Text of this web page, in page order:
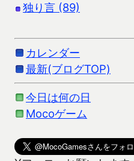
独り言 (89)
カレンダー
最新(ブログTOP)
今日は何の日
Mocoゲーム